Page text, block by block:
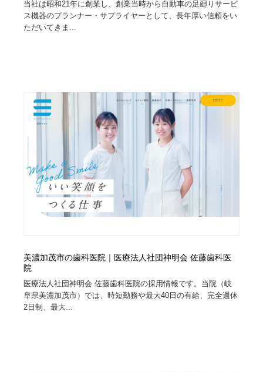
当社は昭和21年に創業し、創業当時から自動車の足廻りサービ
ス機器のプランナー・サプライヤーとして、長年厚い信頼をい
ただいてきま...
美濃加茂市の歯科医院｜医療法人社団神明会 佐藤歯科医
院
医療法人社団神明会 佐藤歯科医院の採用情報です。当院（岐
阜県美濃加茂市）では、時短勤務や最大40日の有給、完全週休
2日制、最大...